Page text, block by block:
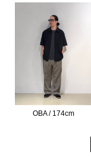
OBA / 174cm